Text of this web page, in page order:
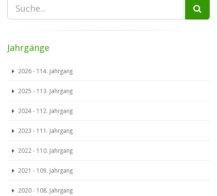
Jahrgänge
2026 - 114. Jahrgang
2025 - 113. Jahrgang
2024 - 112. Jahrgang
2023 - 111. Jahrgang
2022 - 110. Jahrgang
2021 - 109. Jahrgang
2020 - 108. Jahrgang